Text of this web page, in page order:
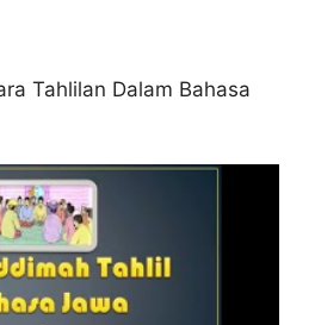
Tahlilan Dalam Bahasa